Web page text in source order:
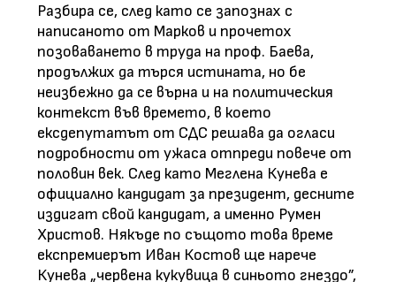
Разбира се, след като се запознах с
написаното от Марков и прочетох
позоваването в труда на проф. Баева,
продължих да търся истината, но бе
неизбежно да се върна и на политическия
контекст във времето, в което
ексдепутатът от СДС решава да огласи
подробности от ужаса отпреди повече от
половин век. След като Меглена Кунева е
официално кандидат за президент, десните
издигат свой кандидат, а именно Румен
Христов. Някъде по същото това време
експремиерът Иван Костов ще нарече
Кунева „червена кукувица в синьото гнездо”,